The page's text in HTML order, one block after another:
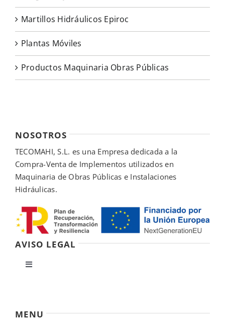
Martillos Hidráulicos Epiroc
Plantas Móviles
Productos Maquinaria Obras Públicas
NOSOTROS
TECOMAHI, S.L. es una Empresa dedicada a la
Compra-Venta de Implementos utilizados en
Maquinaria de Obras Públicas e Instalaciones
Hidráulicas.
AVISO LEGAL
Toggle
MENU